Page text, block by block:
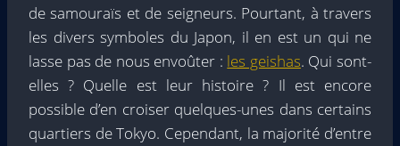
de samouraïs et de seigneurs. Pourtant, à travers
les divers symboles du Japon, il en est un qui ne
lasse pas de nous envoûter : les geishas. Qui sont-
elles ? Quelle est leur histoire ? Il est encore
possible d’en croiser quelques-unes dans certains
quartiers de Tokyo. Cependant, la majorité d’entre